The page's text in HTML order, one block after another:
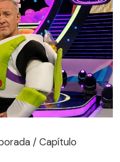
/ Capítulo